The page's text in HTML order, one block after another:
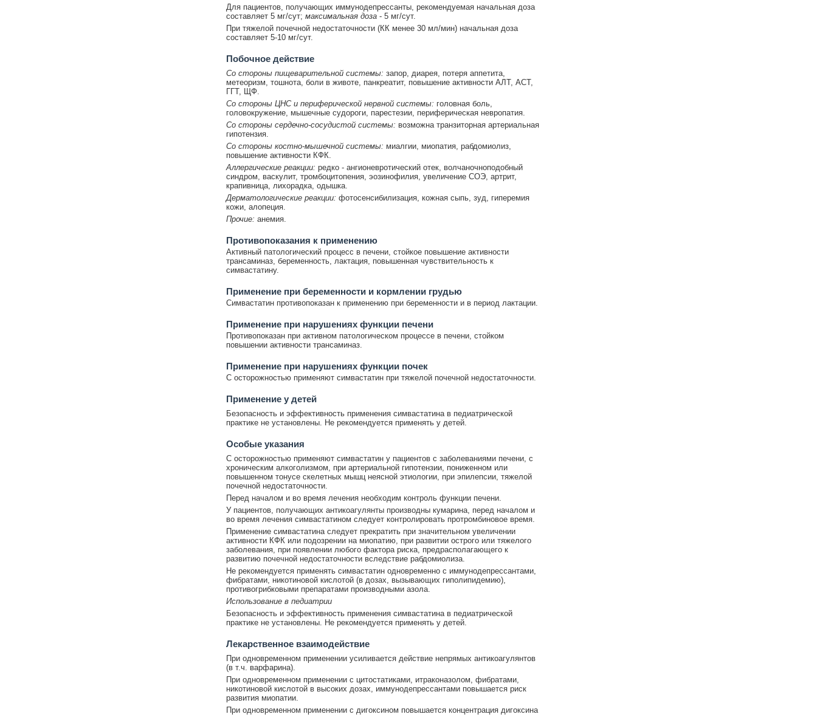
Для пациентов, получающих иммунодепрессанты, рекомендуемая начальная доза
составляет 5 мг/сут; максимальная доза- 5 мг/сут.
При тяжелой почечной недостаточности (КК менее 30 мл/мин) начальная доза
составляет 5-10 мг/сут.
Побочное действие
Со стороны пищеварительной системы: запор, диарея, потеря аппетита,
метеоризм, тошнота, боли в животе, панкреатит, повышение активности АЛТ, АСТ,
ГГТ, ЩФ.
Со стороны ЦНС и периферической нервной системы: головная боль,
головокружение, мышечные судороги, парестезии, периферическая невропатия.
Со стороны сердечно-сосудистой системы: возможна транзиторная артериальная
гипотензия.
Со стороны костно-мышечной системы: миалгии, миопатия, рабдомиолиз,
повышение активности КФК.
Аллергические реакции: редко - ангионевротический отек, волчаночноподобный
синдром, васкулит, тромбоцитопения, эозинофилия, увеличение СОЭ, артрит,
крапивница, лихорадка, одышка.
Дерматологические реакции: фотосенсибилизация, кожная сыпь, зуд, гиперемия
кожи, алопеция.
Прочие: анемия.
Противопоказания к применению
Активный патологический процесс в печени, стойкое повышение активности
трансаминаз, беременность, лактация, повышенная чувствительность к
симвастатину.
Применение при беременности и кормлении грудью
Симвастатин противопоказан к применению при беременности и в период лактации.
Применение при нарушениях функции печени
Противопоказан при активном патологическом процессе в печени, стойком
повышении активности трансаминаз.
Применение при нарушениях функции почек
С осторожностью применяют симвастатин при тяжелой почечной недостаточности.
Применение у детей
Безопасность и эффективность применения симвастатина в педиатрической
практике не установлены. Не рекомендуется применять у детей.
Особые указания
С осторожностью применяют симвастатин у пациентов с заболеваниями печени, с
хроническим алкоголизмом, при артериальной гипотензии, пониженном или
повышенном тонусе скелетных мышц неясной этиологии, при эпилепсии, тяжелой
почечной недостаточности.
Перед началом и во время лечения необходим контроль функции печени.
У пациентов, получающих антикоагулянты производны кумарина, перед началом и
во время лечения симвастатином следует контролировать протромбиновое время.
Применение симвастатина следует прекратить при значительном увеличении
активности КФК или подозрении на миопатию, при развитии острого или тяжелого
заболевания, при появлении любого фактора риска, предрасполагающего к
развитию почечной недостаточности вследствие рабдомиолиза.
Не рекомендуется применять симвастатин одновременно с иммунодепрессантами,
фибратами, никотиновой кислотой (в дозах, вызывающих гиполипидемию),
противогрибковыми препаратами производными азола.
Использование в педиатрии
Безопасность и эффективность применения симвастатина в педиатрической
практике не установлены. Не рекомендуется применять у детей.
Лекарственное взаимодействие
При одновременном применении усиливается действие непрямых антикоагулянтов
(в т.ч. варфарина).
При одновременном применении с цитостатиками, итраконазолом, фибратами,
никотиновой кислотой в высоких дозах, иммунодепрессантами повышается риск
развития миопатии.
При одновременном применении с дигоксином повышается концентрация дигоксина